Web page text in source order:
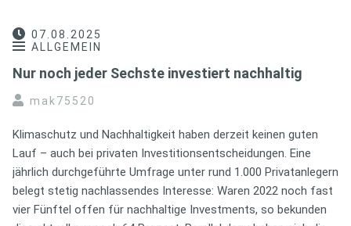
07.08.2025
ALLGEMEIN
Nur noch jeder Sechste investiert nachhaltig
mak75520
Klimaschutz und Nachhaltigkeit haben derzeit keinen guten
Lauf – auch bei privaten Investitionsentscheidungen. Eine
jährlich durchgeführte Umfrage unter rund 1.000 Privatanlegern
belegt stetig nachlassendes Interesse: Waren 2022 noch fast
vier Fünftel offen für nachhaltige Investments, so bekunden